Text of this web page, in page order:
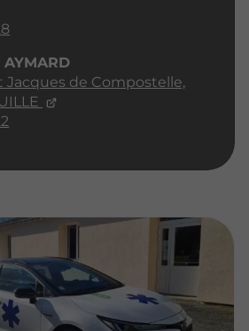
Jacques de Compostelle,